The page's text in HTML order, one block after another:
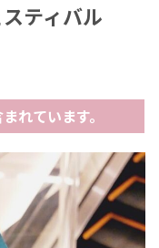
ティバル
れています。